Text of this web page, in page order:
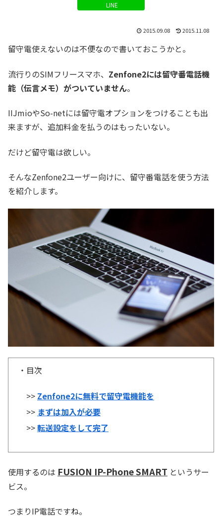
LINE
2015.09.08 2015.11.08
留守電使えないのは不便なので書いておこうかと。
流行りのSIMフリースマホ、 Zenfone2には留守番電話機
能（伝言メモ）がついていません。
IIJmioやSo-netには留守電オプションをつけることも出
来ますが、追加料金を払うのはもったいない。
だけど留守電は欲しい。
そんなZenfone2ユーザー向けに、留守番電話を使う方法
を紹介します。
・目次
>> Zenfone2に無料で留守電機能を
>> まずは加入が必要
>>転送設定をして完了
使用するのは FUSION IP-Phone SMART というサー
ビス。
つまりIP電話ですね。